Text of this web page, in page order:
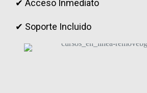
✔ Acceso Inmediato
✔ Soporte Incluido